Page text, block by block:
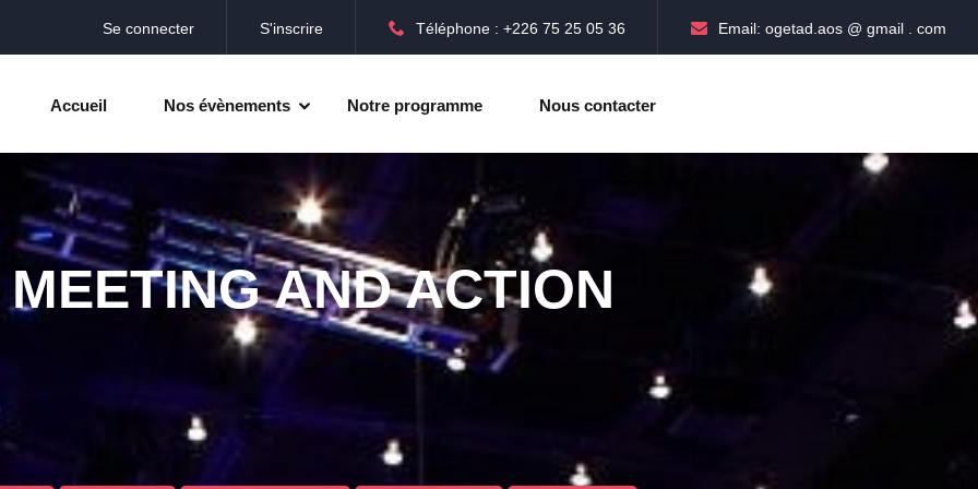
Se connecter S'inscrire Téléphone : +226 75 25 05 36 Email: ogetad.aos @ gmail . com
Accueil Nos évènements Notre programme Nous contacter
AND ACTION